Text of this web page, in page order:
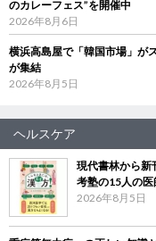
のカレーフェス”を開催中
2026年8月6日
横浜高島屋で「韓国市場」
が集結
2026年8月5日
ヘルスケア
現代書林から
考塾の15人の
2026年8月5日